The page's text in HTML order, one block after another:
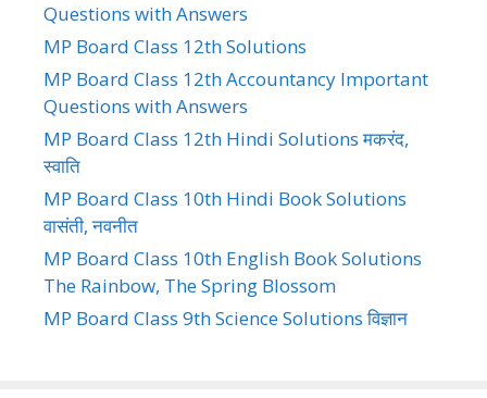
Questions with Answers
MP Board Class 12th Solutions
MP Board Class 12th Accountancy Important
Questions with Answers
MP Board Class 12th Hindi Solutions मकरंद,
स्वाति
MP Board Class 10th Hindi Book Solutions
वासंती, नवनीत
MP Board Class 10th English Book Solutions
The Rainbow, The Spring Blossom
MP Board Class 9th Science Solutions विज्ञान